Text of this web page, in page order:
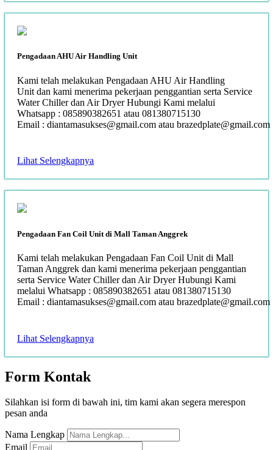
Pengadaan AHU Air Handling Unit
Kami telah melakukan Pengadaan AHU Air Handling
Unit dan kami menerima pekerjaan penggantian serta Service
Water Chiller dan Air Dryer Hubungi Kami melalui
Whatsapp : 085890382651 atau 081380715130
Email : diantamasukses@gmail.com atau brazedplate@gmail.com
Lihat Selengkapnya
Pengadaan Fan Coil Unit di Mall Taman Anggrek
Kami telah melakukan Pengadaan Fan Coil Unit di Mall
Taman Anggrek dan kami menerima pekerjaan penggantian
serta Service Water Chiller dan Air Dryer Hubungi Kami
melalui Whatsapp : 085890382651 atau 081380715130
Email : diantamasukses@gmail.com atau brazedplate@gmail.com
Lihat Selengkapnya
Form Kontak
Silahkan isi form di bawah ini, tim kami akan segera merespon
pesan anda
Nama Lengkap
Email